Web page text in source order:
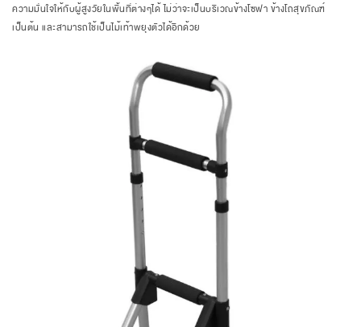
ความมั่นใจให้กับผู้สูงวัยในพื้นที่ต่างๆได้ ไม่ว่าจะเป็นบริเวณข้างโซฟา ข้างโถสุขภัณฑ์
เป็นต้น และสามารถใช้เป็นไม้เท้าพยุงตัวได้อีกด้วย